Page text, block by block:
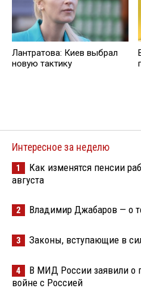
Лантратова: Киев выбрал
новую тактику
Интересное за неделю
1
Как изменятся пенсии
августа
2 Владимир Джабаров — о
3 Законы, вступающие в
4
В МИД России заявили о
войне с Россией